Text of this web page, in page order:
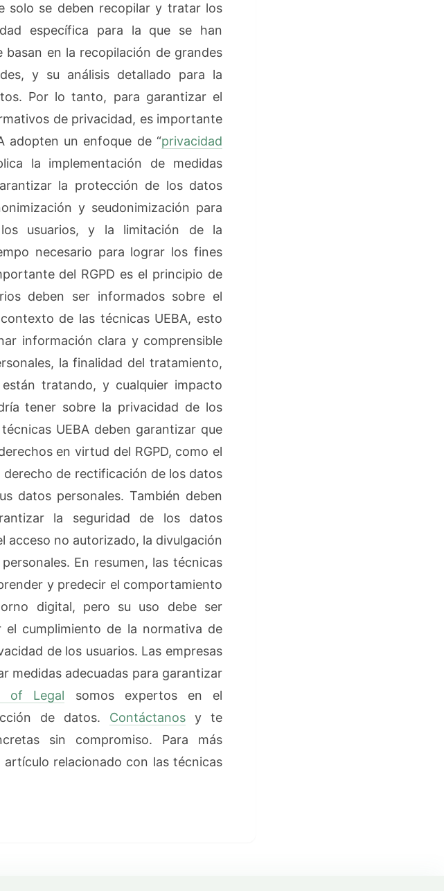
solo se deben recopilar y tratar los
específica para la que se han
basan en la recopilación de grandes
y su análisis detallado para la
Por lo tanto, para garantizar el
de privacidad, es importante
adopten un enfoque de “privacidad
la implementación de medidas
la protección de los datos
y seudonimización para
usuarios, y la limitación de la
necesario para lograr los fines
del RGPD es el principio de
deben ser informados sobre el
de las técnicas UEBA, esto
información clara y comprensible
la finalidad del tratamiento,
tratando, y cualquier impacto
tener sobre la privacidad de los
UEBA deben garantizar que
en virtud del RGPD, como el
derecho de rectificación de los datos
datos personales. También deben
la seguridad de los datos
acceso no autorizado, la divulgación
En resumen, las técnicas
y predecir el comportamiento
digital, pero su uso debe ser
el cumplimiento de la normativa de
de los usuarios. Las empresas
medidas adecuadas para garantizar
of Legal somos expertos en el
de datos. Contáctanosy te
sin compromiso. Para más
artículo relacionado con las técnicas